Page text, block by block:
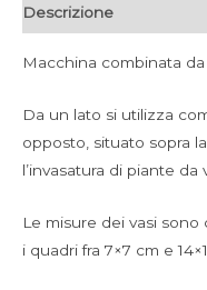
Descrizione
Macchina combinata da
Da un lato si utilizza
opposto, situato sopra
l’invasatura di piante da
Le misure dei vasi
i quadri fra 7×7 cm e